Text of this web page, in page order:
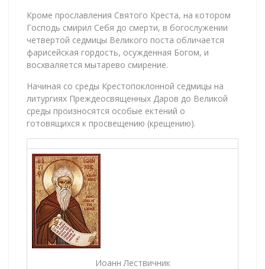
Кроме прославления Святого Креста, на котором
Господь смирил Себя до смерти, в богослужении
четвертой седмицы Великого поста обличается
фарисейская гордость, осужденная Богом, и
восхваляется мытарево смирение.
Начиная со среды Крестопоклонной седмицы на
литургиях Преждеосвященных Даров до Великой
среды произносятся особые ектений о
готовящихся к просвещению (крещению).
Иоанн Лествичник